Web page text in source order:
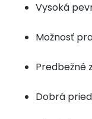
Vysoká
Možnosť
Predbežné
Dobrá